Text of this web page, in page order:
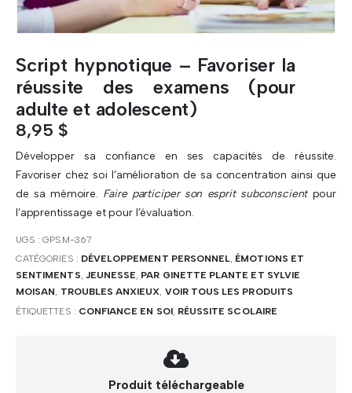
Script hypnotique – Favoriser la
réussite des examens (pour
adulte et adolescent)
8,95 $
Développer sa confiance en ses capacités de réussite.
Favoriser chez soi l’amélioration de sa concentration ainsi que
de sa mémoire. Faire participer son esprit subconscientpour
l’apprentissage et pour l’évaluation.
UGS :GPSM-367
CATÉGORIES : DÉVELOPPEMENT PERSONNEL, ÉMOTIONS ET
SENTIMENTS, JEUNESSE, PAR GINETTE PLANTE ET SYLVIE
MOISAN, TROUBLES ANXIEUX, VOIR TOUS LES PRODUITS
ÉTIQUETTES : CONFIANCE EN SOI, RÉUSSITE SCOLAIRE
Produit téléchargeable